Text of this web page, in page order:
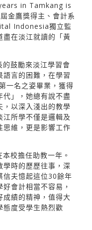
in Tamkang is
鷹獎得主、會計系
Indonesia獨立監
盡在淡江就讀的「黃
鼓勵來淡江學習會
言的困難，在學習
一名之姿畢業，獲得
代」，她總有說不盡
，以深入淺出的教學
所學不僅是邏輯及
思維，更是影響工作
校擔任助教一年。
學時的歷歷往事，深
信夫憶起這位30餘年
會計相當不容易，
成績的精神，值得大
態度受學生熱烈歡